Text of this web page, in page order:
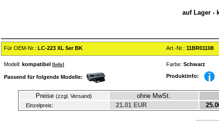
auf Lager -
Für OEM-Nr.: LC-223 XL 5er BK Art.-Nr.: 11BR01108
Modell: kompatibel [ Info] Farbe: Schwarz
Passend für folgende Modelle: Produktinfo:
Preise (zzgl. Versand) ohne MwSt.
Einzelpreis: 21.01 EUR